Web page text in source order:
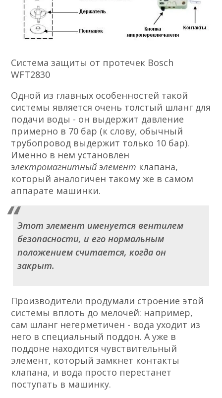
Система защиты от протечек Bosch
WFT2830
Одной из главных особенностей такой
системы является очень толстый шланг для
подачи воды - он выдержит давление
примерно в 70 бар (к слову, обычный
трубопровод выдержит только 10 бар).
Именно в нем установлен
электромагнитный элемент клапана,
который аналогичен такому же в самом
аппарате машинки.
Этот элемент именуется вентилем
безопасности, и его нормальным
положением считается, когда он
закрыт.
Производители продумали строение этой
системы вплоть до мелочей: например,
сам шланг негерметичен - вода уходит из
него в специальный поддон. А уже в
поддоне находится чувствительный
элемент, который замкнет контакты
клапана, и вода просто перестанет
поступать в машинку.